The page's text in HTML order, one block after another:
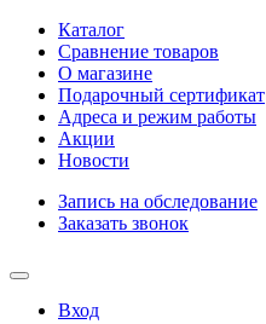
Каталог
Сравнение товаров
О магазине
Подарочный сертификат
Адреса и режим работы
Акции
Новости
Запись на обследование
Заказать звонок
Вход